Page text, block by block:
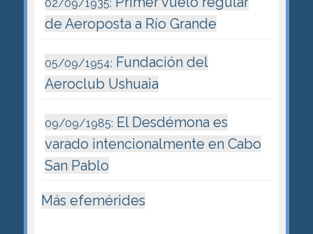
02/09/1935:
de Aeroposta a Río Grande
05/09/1954: Fundación del
Aeroclub Ushuaia
09/09/1985: El Desdémona es
varado intencionalmente en Cabo
San Pablo
Más efemérides